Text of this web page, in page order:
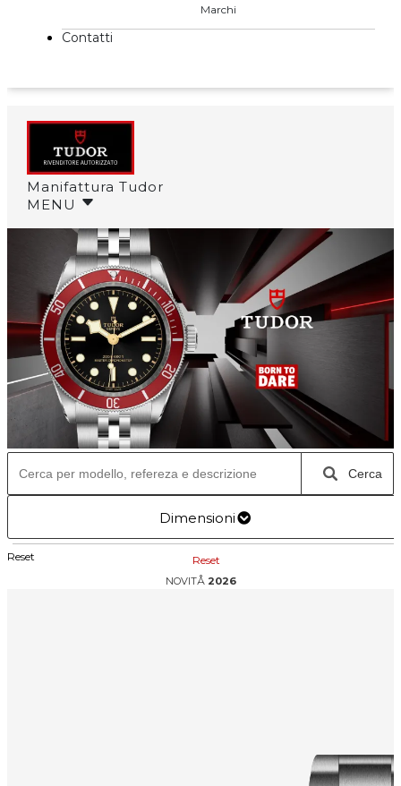
Marchi
Contatti
Manifattura Tudor
MENU
Cerca
Dimensioni
Reset
Reset
NOVITÅ 2026